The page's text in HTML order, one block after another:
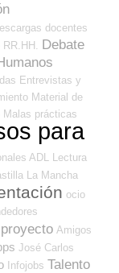
docentes
Debate
Entrevistas y
Material de
Malas prácticas
para
ADL Lectura
La Mancha
ocio
proyecto Amigos
José Carlos
Infojobs Talento